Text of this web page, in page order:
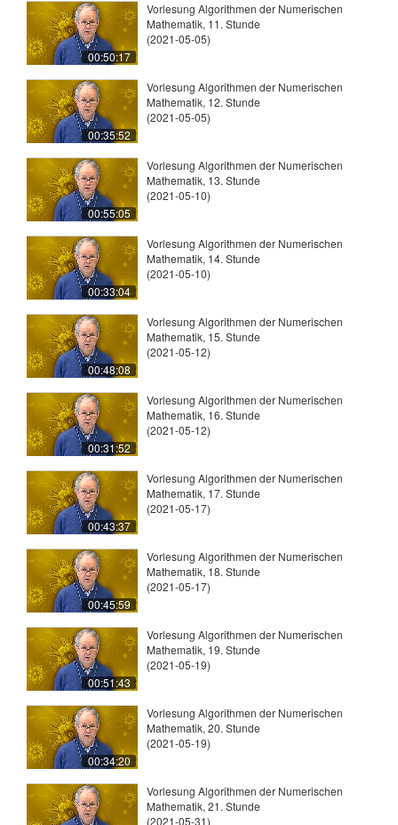
00:50:17
Vorlesung Algorithmen der Numerischen
Mathematik, 11. Stunde
(2021-05-05)
00:35:52
Vorlesung Algorithmen der Numerischen
Mathematik, 12. Stunde
(2021-05-05)
00:55:05
Vorlesung Algorithmen der Numerischen
Mathematik, 13. Stunde
(2021-05-10)
00:33:04
Vorlesung Algorithmen der Numerischen
Mathematik, 14. Stunde
(2021-05-10)
00:48:08
Vorlesung Algorithmen der Numerischen
Mathematik, 15. Stunde
(2021-05-12)
00:31:52
Vorlesung Algorithmen der Numerischen
Mathematik, 16. Stunde
(2021-05-12)
00:43:37
Vorlesung Algorithmen der Numerischen
Mathematik, 17. Stunde
(2021-05-17)
00:45:59
Vorlesung Algorithmen der Numerischen
Mathematik, 18. Stunde
(2021-05-17)
00:51:43
Vorlesung Algorithmen der Numerischen
Mathematik, 19. Stunde
(2021-05-19)
00:34:20
Vorlesung Algorithmen der Numerischen
Mathematik, 20. Stunde
(2021-05-19)
Vorlesung Algorithmen der Numerischen
Mathematik, 21. Stunde
(2021-05-31)